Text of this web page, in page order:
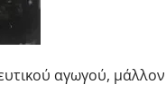
αγωγού, μάλλον